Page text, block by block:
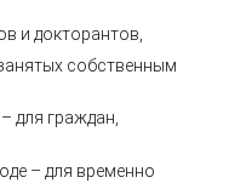
и докторантов,
собственным
для граждан,
– для временно